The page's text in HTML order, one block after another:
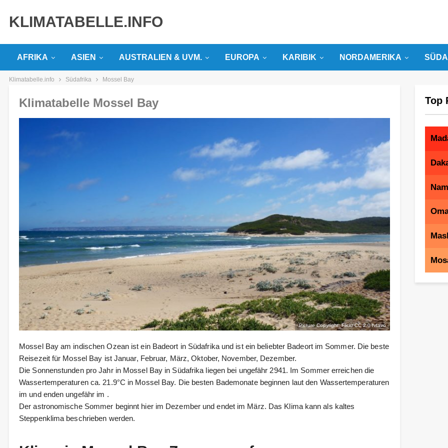
KLIMATABELLE.INFO
AFRIKA ASIEN AUSTRALIEN & UVM. EUROPA KARIBIK NORDAMERIKA
Klimatabelle.info Südafrika Mossel Bay
Klimatabelle Mossel Bay
Picture Copyright: Flickr CC 2.0fvfavo
Mossel Bay am indischen Ozean ist ein Badeort in Südafrika und ist ein beliebter Badeort im Sommer. Die beste
Reisezeit für Mossel Bay ist Januar, Februar, März, Oktober, November, Dezember.
Die Sonnenstunden pro Jahr in Mossel Bay in Südafrika liegen bei ungefähr 2941. Im Sommer erreichen die
Wassertemperaturen ca. 21.9°C in Mossel Bay. Die besten Bademonate beginnen laut den Wassertemperaturen
im und enden ungefähr im .
Der astronomische Sommer beginnt hier im Dezember und endet im März. Das Klima kann als kaltes
Steppenklima beschrieben werden.
Top